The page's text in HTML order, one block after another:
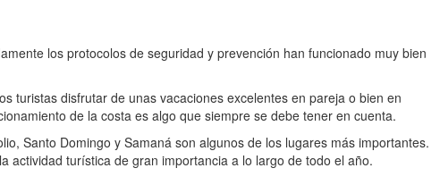
los protocolos de seguridad y prevención han funcionado muy bien
turistas disfrutar de unas vacaciones excelentes en pareja o bien en
de la costa es algo que siempre se debe tener en cuenta.
Santo Domingo y Samaná son algunos de los lugares más importantes.
actividad turística de gran importancia a lo largo de todo el año.